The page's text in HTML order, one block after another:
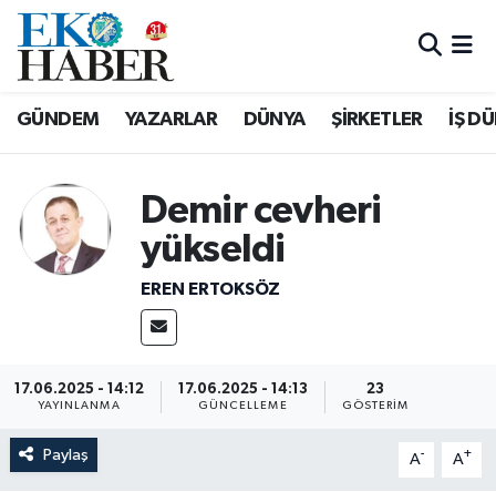
GÜNDEM YAZARLAR DÜNYA ŞİRKETLER İŞ
Demir cevheri
yükseldi
EREN ERTOKSÖZ
17.06.2025 - 14:12
YAYINLANMA
17.06.2025 - 14:13
GÜNCELLEME
23
GÖSTERIM
Paylaş A- A+
Hava Durumu
Süper Lig Puan Durumu ve Fikstür
Tüm Manşetler
Son Dakika Haberleri